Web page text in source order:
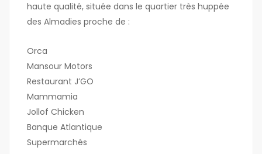
haute qualité, située dans le quartier très huppée
des Almadies proche de :
Orca
Mansour Motors
Restaurant J’GO
Mammamia
Jollof Chicken
Banque Atlantique
Supermarchés